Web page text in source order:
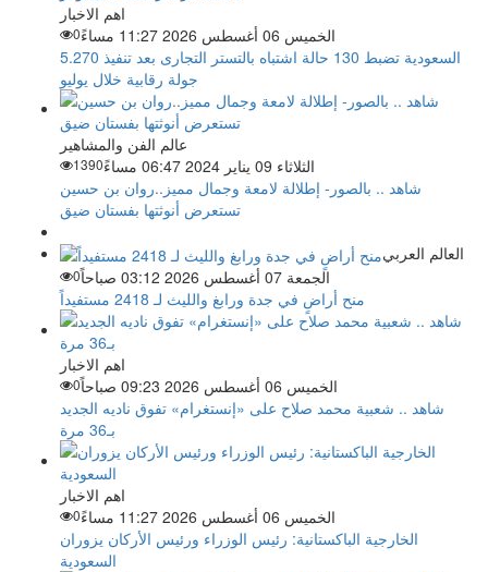
اهم الاخبار
الخميس 06 أغسطس 2026 11:27 مساءً
0
السعودية تضبط 130 حالة اشتباه بالتستر التجارى بعد تنفيذ 5.270
جولة رقابية خلال يوليو
عالم الفن والمشاهير
الثلاثاء 09 يناير 2024 06:47 مساءً
1390
شاهد .. بالصور- إطلالة لامعة وجمال مميز..روان بن حسين
تستعرض أنوثتها بفستان ضيق
العالم العربي
الجمعة 07 أغسطس 2026 03:12 صباحاً
0
منح أراضٍ في جدة ورابغ والليث لـ 2418 مستفيداً
اهم الاخبار
الخميس 06 أغسطس 2026 09:23 صباحاً
0
شاهد .. شعبية محمد صلاح على «إنستغرام» تفوق ناديه الجديد
بـ36 مرة
اهم الاخبار
الخميس 06 أغسطس 2026 11:27 مساءً
0
الخارجية الباكستانية: رئيس الوزراء ورئيس الأركان يزوران
السعودية